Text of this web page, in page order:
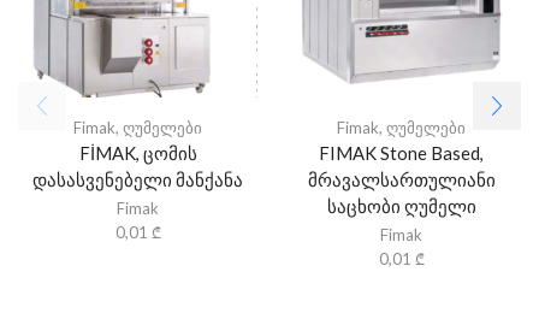
Fimak, ღუმელები
FİMAK, ცომის
დასასვენებელი მანქანა
Fimak
0,01 ₾
Fimak, ღუმელები
FIMAK Stone Based,
მრავალსართულიანი
საცხობი ღუმელი
Fimak
0,01 ₾